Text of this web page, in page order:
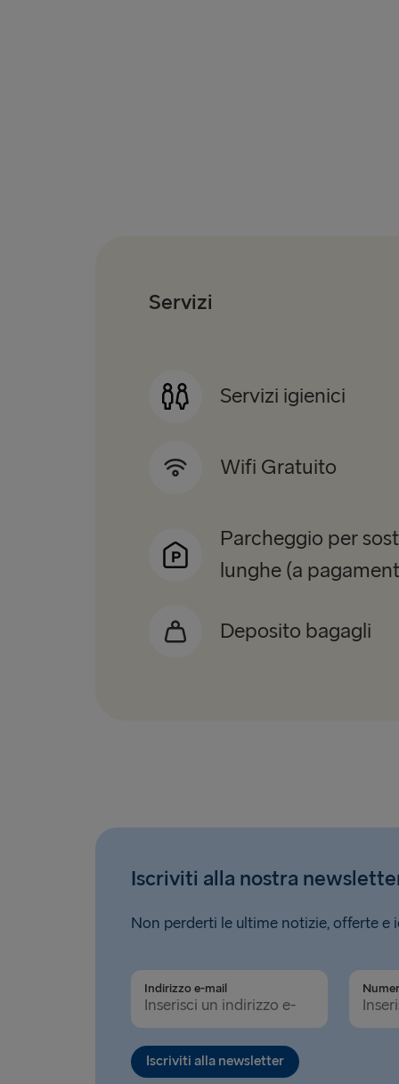
Servizi
Servizi igienici
Wifi Gratuito
Parcheggio per
lunghe (a
Deposito bagagli
Iscriviti alla nostra
Non perderti le ultime notizie, offerte e
Indirizzo e-mail
Iscriviti alla newsletter